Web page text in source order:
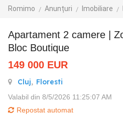
Romimo Anunțuri Imobiliare
Apartament 2 camere | Zona Donath Park |
Bloc Boutique
149 000 EUR
Cluj, Floresti
Valabil din 8/5/2026 11:25:07 AM
Repostat automat